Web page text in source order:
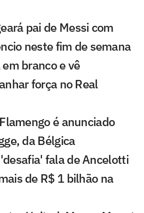
pai de Messi com
neste fim de semana
branco e vê
força no Real
é anunciado
da Bélgica
fala de Ancelotti
de R$ 1 bilhão na